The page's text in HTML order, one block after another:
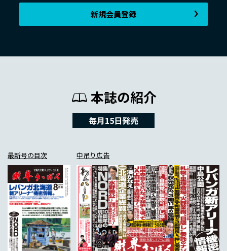
新規会員登録
本誌の紹介
毎月15日発売
最新号の目次 中吊り広告